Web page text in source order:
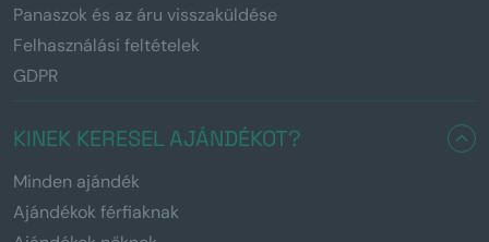
Panaszok és az áru visszaküldése
Felhasználási feltételek
GDPR
KINEK KERESEL AJÁNDÉKOT?
Minden ajándék
Ajándékok férfiaknak